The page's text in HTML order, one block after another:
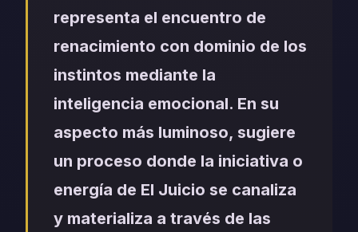
representa el encuentro de
renacimiento con dominio de los
instintos mediante la
inteligencia emocional. En su
aspecto más luminoso, sugiere
un proceso donde la iniciativa o
energía de El Juicio se canaliza
y materializa a través de las